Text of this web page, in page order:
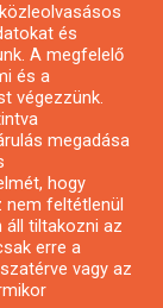
és
A megfelelő
és a
végezzünk.
megadása
hogy
nem feltétlenül
áll tiltakozni az
erre a
vagy az